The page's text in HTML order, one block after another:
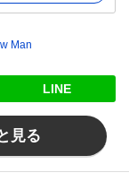
Man
LINE
見る